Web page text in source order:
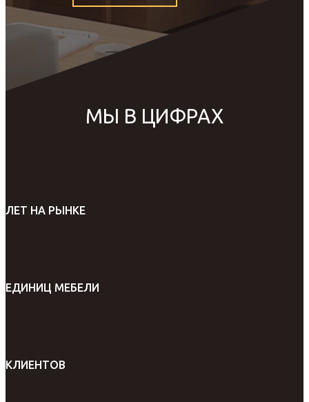
МЫ В ЦИФРАХ
ЛЕТ НА РЫНКЕ
ЕДИНИЦ МЕБЕЛИ
КЛИЕНТОВ